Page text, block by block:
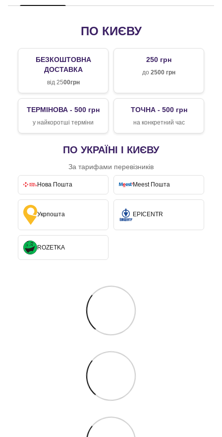
ПО КИЄВУ
БЕЗКОШТОВНА
ДОСТАВКА
від 2500грн
250 грн
до 2500 грн
ТЕРМІНОВА - 500 грн
у найкоротші терміни
ТОЧНА - 500 грн
на конкретний час
ПО УКРАЇНІ І КИЄВУ
За тарифами перевізників
Нова Пошта Meest Пошта
Укрпошта EPICENTR
ROZETKA